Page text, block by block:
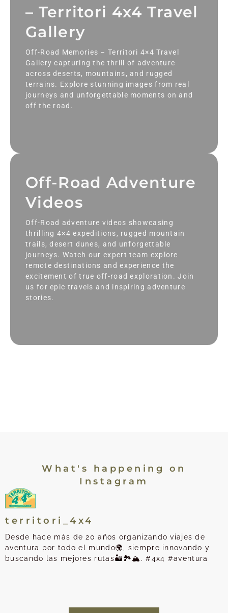
– Territori 4x4 Travel
Gallery
Off-Road Memories – Territori 4×4 Travel
Gallery capturing the thrill of adventure
across deserts, mountains, and rugged
terrains. Explore stunning images from real
journeys and unforgettable moments on and
off the road.
Off-Road Adventure
Videos
Off-Road adventure videos showcasing
thrilling 4×4 expeditions, rugged mountain
trails, desert dunes, and unforgettable
journeys. Watch our expert team explore
remote destinations and experience the
excitement of true off-road exploration. Join
us for epic travels and inspiring adventure
stories.
What's happening on
Instagram
territori_4x4
Desde hace más de 20 años organizando viajes de
aventura por todo el mundo🌍, siempre innovando y
buscando las mejores rutas🏜️🏞️🏔️. #4x4 #aventura